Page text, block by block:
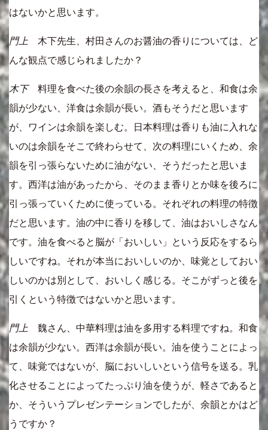
はないかと思います。
門上 木下先生、村田さんのお醤油の香りについては、ど
んな観点で感じられましたか？
木下料理を食べた後の余韻の長さを考えると、和食は余
韻が少ない、洋食は余韻が長い。酒もそうだと思います
が、ワインは余韻を楽しむ。日本料理は香りも油に入れな
いのは余韻をそこで終わらせて、次の料理にいくため、余
韻を引っ張らないために油がない、そうだったと思いま
す。西洋は油があったから、そのまま香りとか味を後ろに
引っ張っていくために使っている。それぞれの料理の特徴
だと思います。油の中に香りを移して、油はおいしさなん
です。油を食べると脳が「おいしい」という反応をするら
しいですね。それが本当においしいのか、味覚としておい
しいのかは別として、おいしく感じる。そこがずっと後を
引くという特徴ではないかと思います。
門上 魏さん、中華料理は油を多用する料理ですね。和食
は余韻が少ない。西洋は余韻が長い。油を使うことによっ
て、味覚ではないが、脳においしいという信号を送る。乳
化させることによってたっぷり油を使うが、軽さであると
か、そういうプレゼンテーションでしたが、余韻とかはど
うですか？